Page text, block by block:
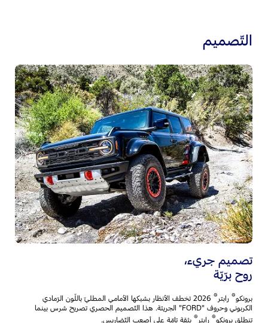
التّصميم
تصميم جريء،‎
روح برّيّة
برونكو®رابتر ®
2026 تخطف الأنظار بشبكها الأمامي المطليّ باللّون الرّمادي
الكربوني وحروف "FORD" الجريئة. هذا التّصميم الحصري تصريح شرس بينما
تنطلق برونكو®رابتر ®بثقة تامّة على أصعب التّضاريس.